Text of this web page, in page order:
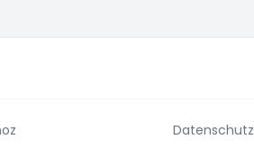
Datenschutz